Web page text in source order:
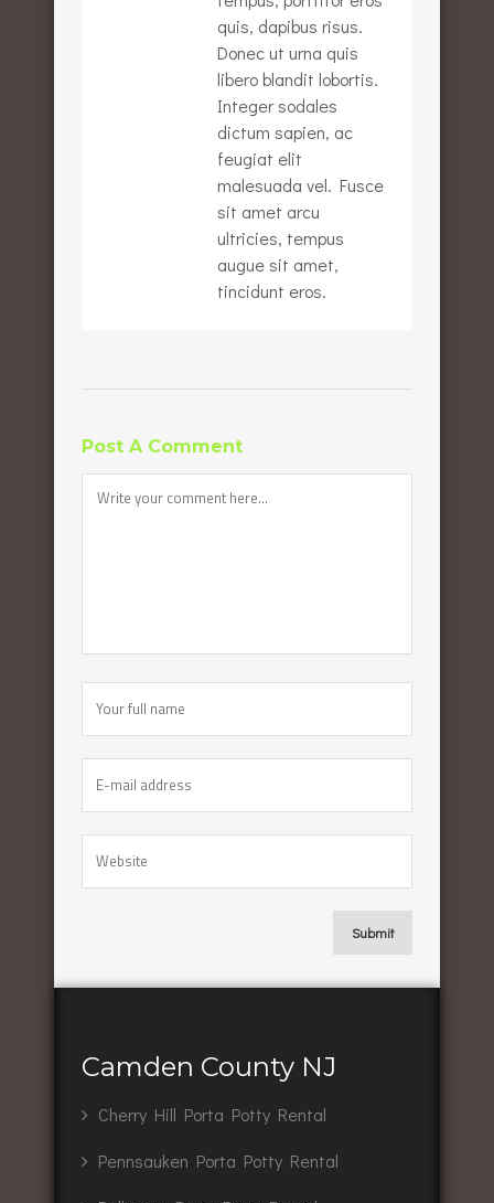
quis, dapibus risus.
Donec ut urna quis
libero blandit lobortis.
Integer sodales
dictum sapien, ac
feugiat elit
malesuada vel. Fusce
sit amet arcu
ultricies, tempus
augue sit amet,
tincidunt eros.
Post A Comment
Camden County NJ
Cherry Hill Porta Potty Rental
Pennsauken Porta Potty Rental